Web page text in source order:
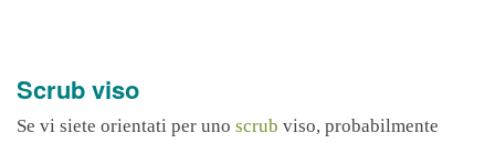
Scrub viso
Se vi siete orientati per uno scrub viso, probabilmente